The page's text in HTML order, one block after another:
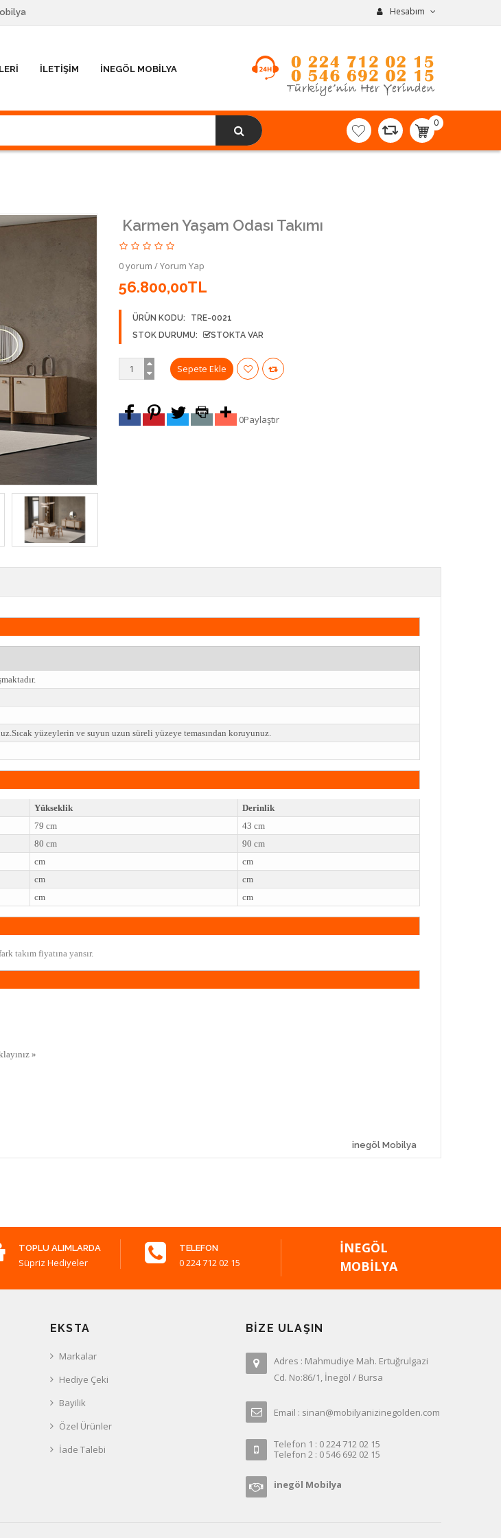
Hesabım
İLETIŞIM İNEGÖL MOBILYA
0
item(s)
-
Karmen Yaşam Odası Takımı
0 yorum /Yorum Yap
56.800,00TL
ÜRÜN KODU:
TRE-0021
STOK DURUMU:
STOKTA VAR
0Paylaştır
yüzeylerin ve suyun uzun süreli yüzeye temasından koruyunuz.
Yükseklik
Derinlik
79 cm
43 cm
80 cm
90 cm
cm
cm
cm
cm
cm cm
takım fiyatına yansır.
»
inegöl Mobilya
TOPLU ALIMLARDA
Süpriz Hediyeler
TELEFON
0 224 712 02 15
İNEGÖL
MOBILYA
EKSTA
Markalar
Hediye Çeki
Bayilik
Özel Ürünler
İade Talebi
BIZE ULAŞIN
Adres : Mahmudiye Mah. Ertuğrulgazi
Cd. No:86/1, İnegöl / Bursa
Email : sinan@mobilyanizinegolden.com
Telefon 1 : 0 224 712 02 15
Telefon 2 : 0 546 692 02 15
inegöl Mobilya